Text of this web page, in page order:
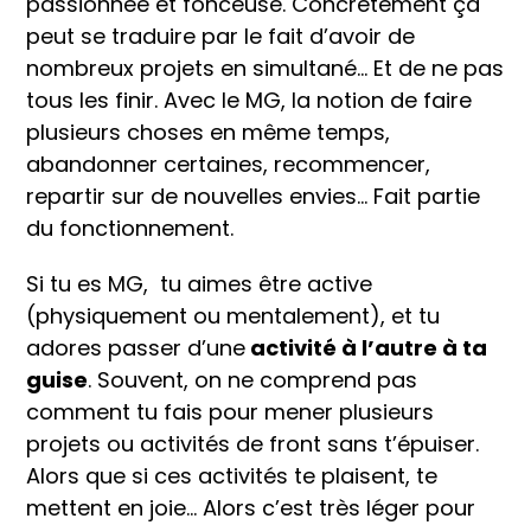
peut se traduire par le fait d’avoir de
nombreux projets en simultané… Et de ne pas
tous les finir. Avec le MG, la notion de faire
plusieurs choses en même temps,
abandonner certaines, recommencer,
repartir sur de nouvelles envies… Fait partie
du fonctionnement.
Si tu es MG, tu aimes être active
(physiquement ou mentalement), et tu
adores passer d’une activité à l’autre à ta
guise. Souvent, on ne comprend pas
comment tu fais pour mener plusieurs
projets ou activités de front sans t’épuiser.
Alors que si ces activités te plaisent, te
mettent en joie… Alors c’est très léger pour